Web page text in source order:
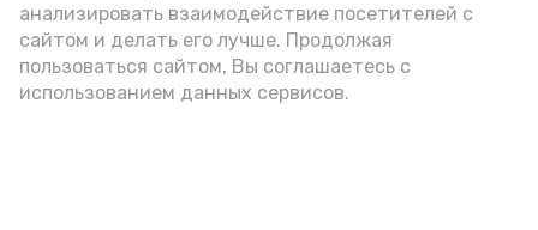
анализировать взаимодействие посетителей с
сайтом и делать его лучше. Продолжая
пользоваться сайтом, Вы соглашаетесь с
использованием данных сервисов.